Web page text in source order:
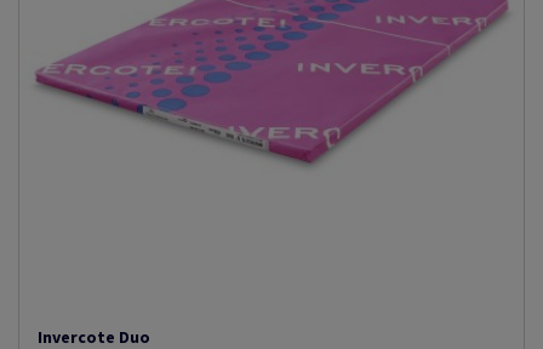
Invercote Duo